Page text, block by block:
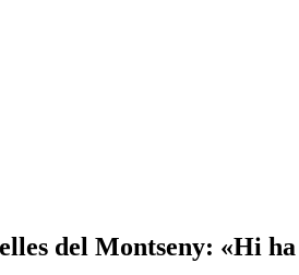
del Montseny: «Hi ha